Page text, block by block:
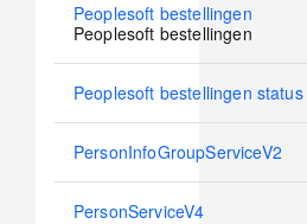
No
new
Peoplesoft bestellingen
Peoplesoft bestellingen
No
Peoplesoft bestellingen status
No
PersonInfoGroupServiceV2
No
PersonServiceV4